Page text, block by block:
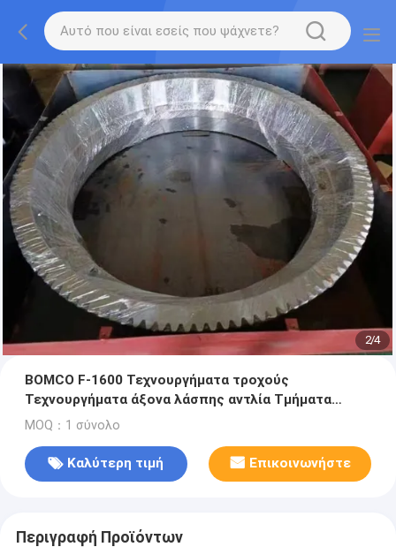
2/4
BOMCO F-1600 Τεχνουργήματα τροχούς
Τεχνουργήματα άξονα λάσπης αντλία Τμήματα
πίεση 7500Psi
MOQ：1 σύνολο
Καλύτερη τιμή Επικοινωνήστε
Περιγραφή Προϊόντων